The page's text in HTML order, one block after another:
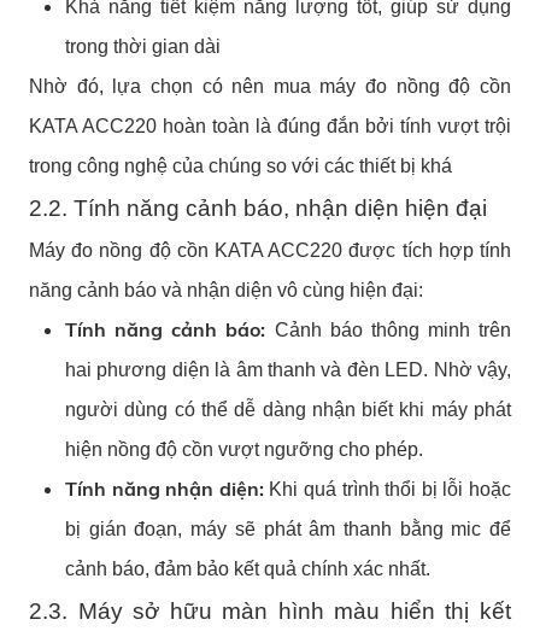
Khả năng tiết kiệm năng lượng tốt, giúp sử dụng
trong thời gian dài
Nhờ đó, lựa chọn có nên mua máy đo nồng độ cồn
KATA ACC220 hoàn toàn là đúng đắn bởi tính vượt trội
trong công nghệ của chúng so với các thiết bị khá
2.2. Tính năng cảnh báo, nhận diện hiện đại
Máy đo nồng độ cồn KATA ACC220 được tích hợp tính
năng cảnh báo và nhận diện vô cùng hiện đại:
Tính năng cảnh báo: Cảnh báo thông minh trên
hai phương diện là âm thanh và đèn LED. Nhờ vậy,
người dùng có thể dễ dàng nhận biết khi máy phát
hiện nồng độ cồn vượt ngưỡng cho phép.
Tính năng nhận diện:Khi quá trình thổi bị lỗi hoặc
bị gián đoạn, máy sẽ phát âm thanh bằng mic để
cảnh báo, đảm bảo kết quả chính xác nhất.
2.3. Máy sở hữu màn hình màu hiển thị kết